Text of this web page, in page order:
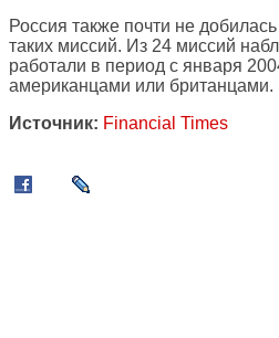
Россия также почти не
таких миссий. Из 24 миссий
работали в период с января
американцами или британцами.
Источник: Financial Times